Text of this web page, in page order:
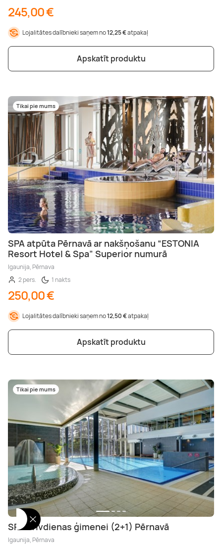
245,00 €
Lojalitātes dalībnieki saņem no12,25 €atpakaļ
Apskatīt produktu
Tikai pie mums
SPA atpūta Pērnavā ar nakšņošanu “ESTONIA
Resort Hotel & Spa” Superior numurā
Igaunija, Pērnava
2 pers.
1 nakts
250,00 €
Lojalitātes dalībnieki saņem no12,50 €atpakaļ
Apskatīt produktu
Tikai pie mums
SPA brīvdienas ģimenei (2+1) Pērnavā
Igaunija, Pērnava